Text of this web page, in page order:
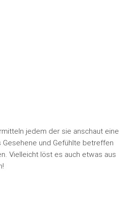
jedem der sie anschaut eine
und Gefühlte betreffen
Vielleicht löst es auch etwas aus